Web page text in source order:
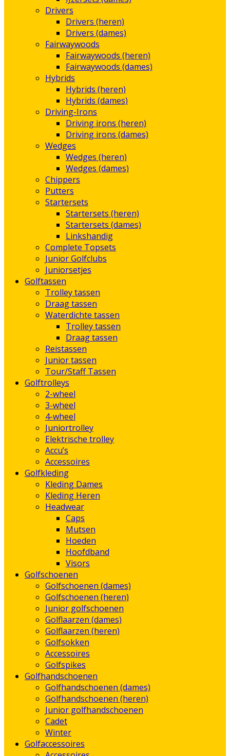
Drivers
Drivers (heren)
Drivers (dames)
Fairwaywoods
Fairwaywoods (heren)
Fairwaywoods (dames)
Hybrids
Hybrids (heren)
Hybrids (dames)
Driving-Irons
Driving irons (heren)
Driving irons (dames)
Wedges
Wedges (heren)
Wedges (dames)
Chippers
Putters
Startersets
Startersets (heren)
Startersets (dames)
Linkshandig
Complete Topsets
Junior Golfclubs
Juniorsetjes
Golftassen
Trolley tassen
Draag tassen
Waterdichte tassen
Trolley tassen
Draag tassen
Reistassen
Junior tassen
Tour/Staff Tassen
Golftrolleys
2-wheel
3-wheel
4-wheel
Juniortrolley
Elektrische trolley
Accu’s
Accessoires
Golfkleding
Kleding Dames
Kleding Heren
Headwear
Caps
Mutsen
Hoeden
Hoofdband
Visors
Golfschoenen
Golfschoenen (dames)
Golfschoenen (heren)
Junior golfschoenen
Golflaarzen (dames)
Golflaarzen (heren)
Golfsokken
Accessoires
Golfspikes
Golfhandschoenen
Golfhandschoenen (dames)
Golfhandschoenen (heren)
Junior golfhandschoenen
Cadet
Winter
Golfaccessoires